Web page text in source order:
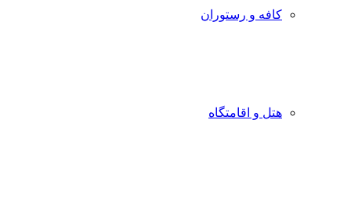
کافه و رستوران
هتل و اقامتگاه